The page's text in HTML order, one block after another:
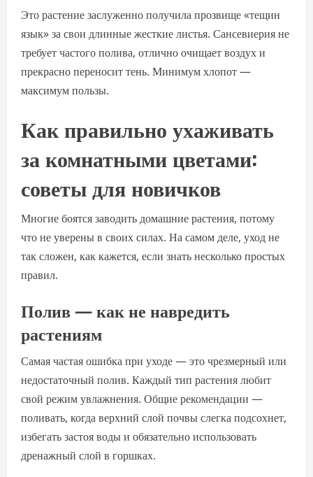
Это растение заслуженно получила прозвище «тещин
язык» за свои длинные жесткие листья. Сансевиерия не
требует частого полива, отлично очищает воздух и
прекрасно переносит тень. Минимум хлопот —
максимум пользы.
Как правильно ухаживать
за комнатными цветами:
советы для новичков
Многие боятся заводить домашние растения, потому
что не уверены в своих силах. На самом деле, уход не
так сложен, как кажется, если знать несколько простых
правил.
Полив — как не навредить
растениям
Самая частая ошибка при уходе — это чрезмерный или
недостаточный полив. Каждый тип растения любит
свой режим увлажнения. Общие рекомендации —
поливать, когда верхний слой почвы слегка подсохнет,
избегать застоя воды и обязательно использовать
дренажный слой в горшках.